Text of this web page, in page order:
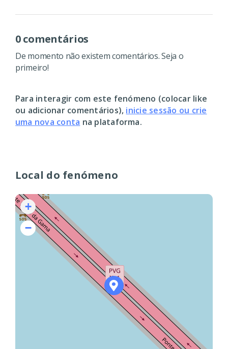
Local do fenómeno
+
−
0 comentários
De momento não existem comentários. Seja o
primeiro!
Para interagir com este fenómeno (colocar like
ou adicionar comentários), inicie sessão ou crie
uma nova conta na plataforma.